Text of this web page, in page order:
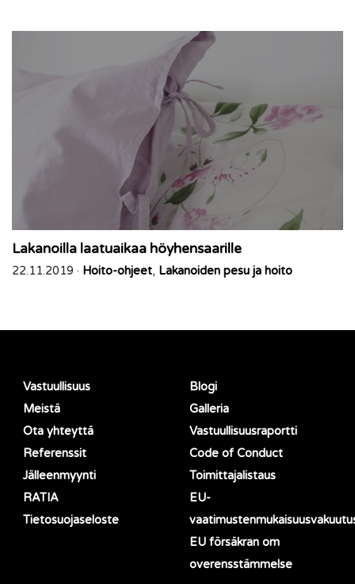
Lakanoilla laatuaikaa höyhensaarille
22.11.2019 · Hoito-ohjeet, Lakanoiden pesu ja hoito
Vastuullisuus
Meistä
Ota yhteyttä
Referenssit
Jälleenmyynti
RATIA
Tietosuojaseloste
Blogi
Galleria
Vastuullisuusraportti
Code of Conduct
Toimittajalistaus
EU-
EU försäkran om
overensstämmelse